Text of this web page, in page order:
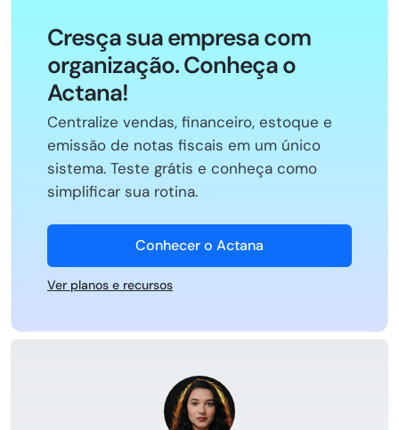
Cresça sua empresa com
organização. Conheça o
Actana!
Centralize vendas, financeiro, estoque e
emissão de notas fiscais em um único
sistema. Teste grátis e conheça como
simplificar sua rotina.
Conhecer o Actana
Ver planos e recursos